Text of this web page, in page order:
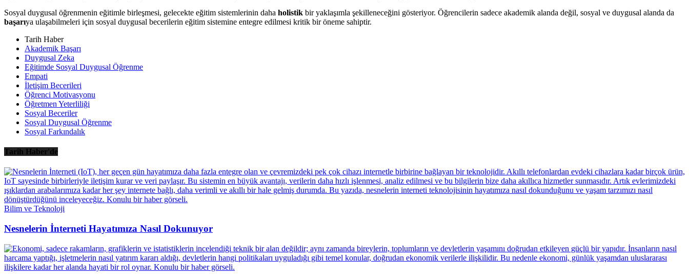
Sosyal duygusal öğrenmenin eğitimle birleşmesi, gelecekte eğitim sistemlerinin daha holistik bir yaklaşımla şekilleneceğini gösteriyor. Öğrencilerin sadece akademik alanda değil, sosyal ve duygusal alanda da
başarıya ulaşabilmeleri için sosyal duygusal becerilerin eğitim sistemine entegre edilmesi kritik bir öneme sahiptir.
Tarih Haber
Akademik Başarı
Duygusal Zeka
Eğitimde Sosyal Duygusal Öğrenme
Empati
İletişim Becerileri
Öğrenci Motivasyonu
Öğretmen Yeterliliği
Sosyal Beceriler
Sosyal Duygusal Öğrenme
Sosyal Farkındalık
Tarih Haber'de
Bilim ve Teknoloji
Nesnelerin İnterneti Hayatımıza Nasıl Dokunuyor